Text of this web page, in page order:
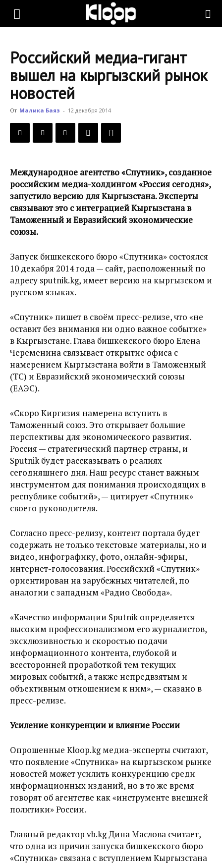
KLOOP.KG
Новости
Кыргызстана
Российский медиа-гигант
вышел на кыргызский рынок
новостей
От Малика Баяз - 12 декабря 2014
Международное агентство «Спутник», созданное
российским медиа-холдингом «Россия сегодня»,
запустило версию для Кыргызстана. Эксперты
связывают это с интеграцией Кыргызстана в
Таможенный и Евразийский экономические
союзы.
Запуск бишкекского бюро «Спутника» состоялся
10 декабря 2014 года — сайт, расположенный по
адресу sputnik.kg, имеет версию на кыргызском и
русском языках.
«Спутник» пишет в своём пресс-релизе, что «не
оставит без внимания ни одно важное событие»
в Кыргызстане. Глава бишкекского бюро Елена
Череменина связывает открытие офиса с
намерением Кыргызстана войти в Таможенный
(ТС) и Евразийский экономический союзы
(ЕАЭС).
«Скоро Киргизия намерена вступить в
Таможенный союз. Это открывает большие
перспективы для экономического развития.
Россия — стратегический партнер страны, и
Sputnik будет рассказывать о реалиях
сегодняшнего дня. Наш ресурс станет важным
инструментом для понимания происходящих в
республике событий», — цитирует «Спутник»
своего руководителя.
Согласно пресс-релизу, контент портала будет
содержать не только текстовые материалы, но и
видео, инфографику, фото, онлайн-эфиры,
интернет-голосования. Российский «Спутник»
ориентирован на зарубежных читателей, по
аналогии с западным «Радио Свобода».
«Качество информации Sputnik определяется
высоким профессионализмом его журналистов,
эксклюзивностью и скоростью подачи
информационного контента, глубокой и
всесторонней проработкой тем текущих
мировых событий, а также непредвзятым и
объективным отношением к ним», — сказано в
пресс-релизе.
Усиление конкуренции и влияние России
Опрошенные Kloop.kg медиа-эксперты считают,
что появление «Спутника» на кыргызском рынке
новостей может усилить конкуренцию среди
информационных изданий, но в то же время
говорят об агентстве как «инструменте внешней
политики» России.
Главный редактор vb.kg Дина Маслова считает,
что одна из причин запуска бишкекского бюро
«Спутника» связана с вступлением Кыргызстана